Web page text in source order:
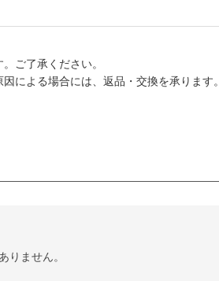
ご了承ください。
による場合には、返品・交換を承ります。
りません。